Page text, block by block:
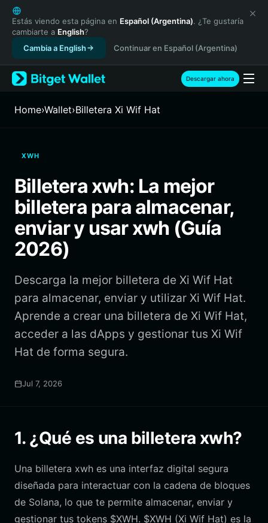
English
日本語
Tiếng Việt
Русский
Español (Latinoamérica)
Türkçe
Français
繁體中文
Bahasa Indonesia
ภาษาไทย
Español
Português (Brasil)
Estás viendo esta página en Español (Argentina). ¿Te gustaría
cambiarte a English?
Cambia a English
Continuar en Español (Argentina)
Descargar ahora
Home›Wallet›Billetera Xi Wif Hat
XWH
Billetera xwh: La mejor
billetera para almacenar,
enviar y usar xwh (Guía
2026)
Descarga la mejor billetera de Xi Wif Hat
para almacenar, enviar y utilizar Xi Wif Hat.
Aprende a crear una billetera de Xi Wif Hat,
acceder a las dApps y gestionar tus Xi Wif
Hat de forma segura.
Jul 7, 2026
1. ¿Qué es una billetera xwh?
Una billetera xwh es una interfaz digital segura
diseñada para interactuar con la cadena de bloques
de Solana, lo que te permite almacenar, enviar y
gestionar tus tokens $XWH. $XWH (Xi Wif Hat) es la